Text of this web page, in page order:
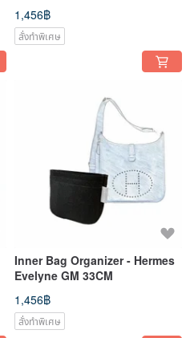
1,456฿
สั่งทำพิเศษ
Inner Bag Organizer - Hermes
Evelyne GM 33CM
1,456฿
สั่งทำพิเศษ